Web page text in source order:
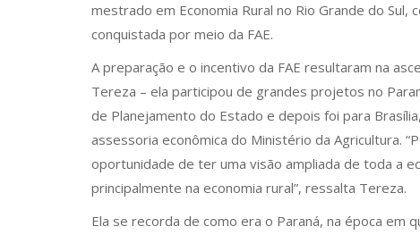
mestrado em Economia Rural no Rio Grande do Sul,
conquistada por meio da FAE.
A preparação e o incentivo da FAE resultaram na
Tereza – ela participou de grandes projetos no
de Planejamento do Estado e depois foi para
assessoria econômica do Ministério da Agricultura.
oportunidade de ter uma visão ampliada de toda a
principalmente na economia rural”, ressalta Tereza.
Ela se recorda de como era o Paraná, na época em